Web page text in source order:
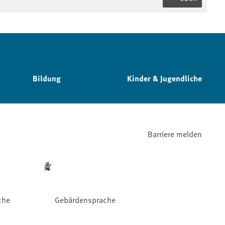
Bildung Kinder & Jugendliche
Gebärdensprache
Barriere melden